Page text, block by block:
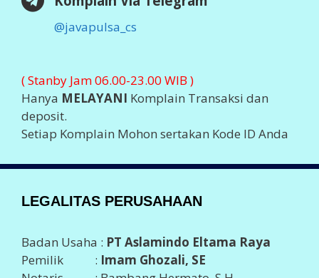
Visit Java Pulsa at Ping.sg
Top Sites
2026 ©JAVA PULSA MURAH Support By
Eltama Raya